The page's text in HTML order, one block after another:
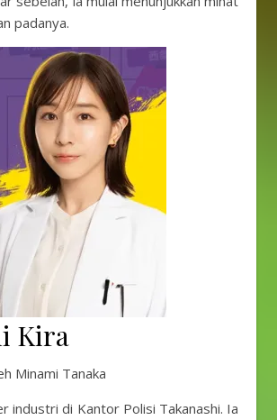
padanya.
Kira
Minami Tanaka
industri di Kantor Polisi Takanashi. Ia